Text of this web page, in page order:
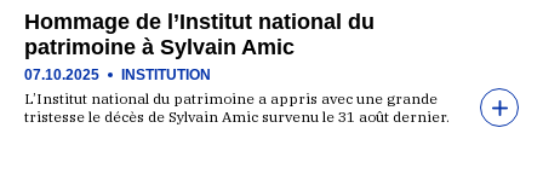
Hommage de l’Institut national du
patrimoine à Sylvain Amic
07.10.2025 INSTITUTION
L’Institut national du patrimoine a appris avec une grande
tristesse le décès de Sylvain Amic survenu le 31 août dernier.